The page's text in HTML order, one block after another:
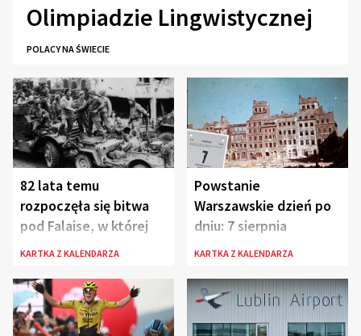
Olimpiadzie Lingwistycznej
POLACY NA ŚWIECIE
82 lata temu
rozpoczęła się bitwa
pod Falaise, w której
brała udział 1. Dywizja
KARTKA Z KALENDARZA
Powstanie
Warszawskie dzień po
dniu: 7 sierpnia
KARTKA Z KALENDARZA